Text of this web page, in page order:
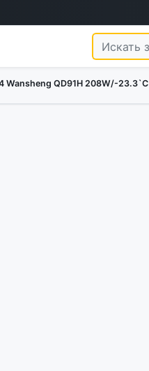
Wansheng QD91H 208W/-23.3`C